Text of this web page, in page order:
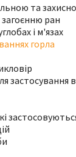
та
ран
і м'язах
горла
застосування в